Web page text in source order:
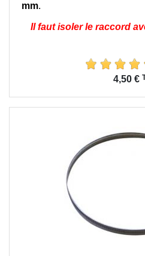
mm.
Il faut isoler le raccord
4,50 €